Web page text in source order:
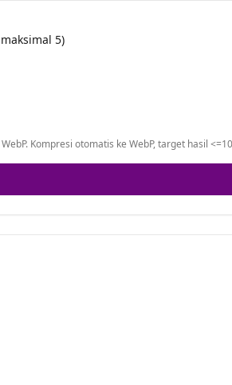
5)
WebP. Kompresi otomatis ke WebP, target hasil